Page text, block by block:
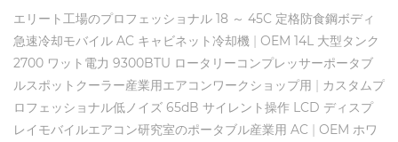
エリート工場のプロフェッショナル 18 ～ 45C 定格防食鋼ボディ
急速冷却モバイル AC キャビネット冷却機 | OEM 14L 大​​型タンク
2700 ワット電力 9300BTU ロータリーコンプレッサーポータブ
ルスポットクーラー産業用エアコンワークショップ用 | カスタムプ
ロフェッショナル低ノイズ 65dB サイレント操作 LCD ディスプ
レイモバイルエアコン研究室のポータブル産業用 AC | OEM ホワ